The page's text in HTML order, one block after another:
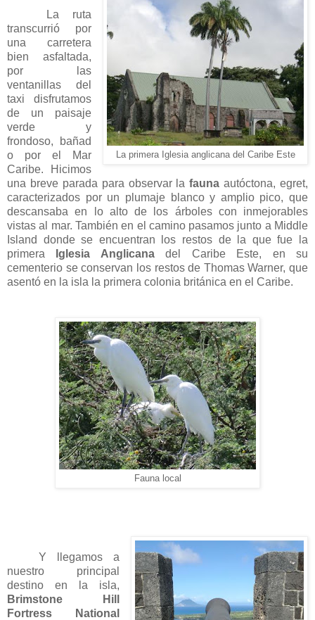
La primera Iglesia anglicana del Caribe Este
La ruta
transcurrió por
una carretera
bien asfaltada,
por las
ventanillas del
taxi disfrutamos
de un paisaje
verde y
frondoso, bañad
o por el Mar
Caribe. Hicimos
una breve parada para observar lafauna autóctona, egret,
caracterizados por un plumaje blanco y amplio pico, que
descansaba en lo alto de los árboles con inmejorables
vistas al mar. También en el camino pasamos junto a Middle
Island donde se encuentran los restos de la que fue la
primera
Iglesia Anglicanadel Caribe Este, en su
cementerio se conservan los restos de Thomas Warner, que
asentó en la isla la primera colonia británica en el Caribe.
Fauna local
Y llegamos a
nuestro principal
destino en la isla,
Brimstone Hill
Fortress National